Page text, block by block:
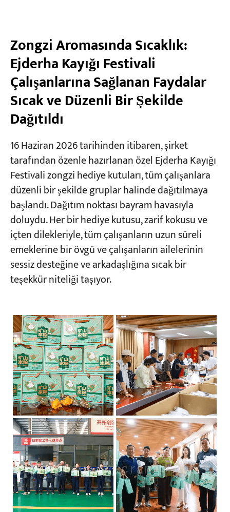
Zongzi Aromasında Sıcaklık:
Ejderha Kayığı Festivali
Çalışanlarına Sağlanan Faydalar
Sıcak ve Düzenli Bir Şekilde
Dağıtıldı
16 Haziran 2026 tarihinden itibaren, şirket
tarafından özenle hazırlanan özel Ejderha Kayığı
Festivali zongzi hediye kutuları, tüm çalışanlara
düzenli bir şekilde gruplar halinde dağıtılmaya
başlandı. Dağıtım noktası bayram havasıyla
doluydu. Her bir hediye kutusu, zarif kokusu ve
içten dilekleriyle, tüm çalışanların uzun süreli
emeklerine bir övgü ve çalışanların ailelerinin
sessiz desteğine ve arkadaşlığına sıcak bir
teşekkür niteliği taşıyor.